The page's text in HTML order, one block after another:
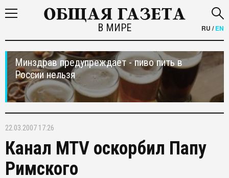
В МИРЕ RU /EN
Минздрав предупреждает - пиво пить в
России нельзя
22.03.2007 17:26
Канал MTV оскорбил Папу
Римского